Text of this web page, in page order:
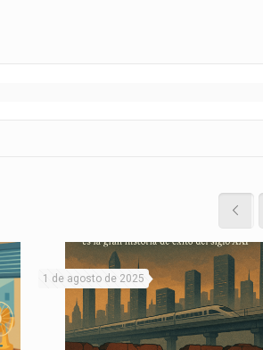
1 de agosto de 2025